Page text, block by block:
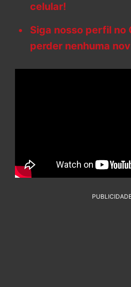
celular!
Siga nosso perfil no
perder nenhuma